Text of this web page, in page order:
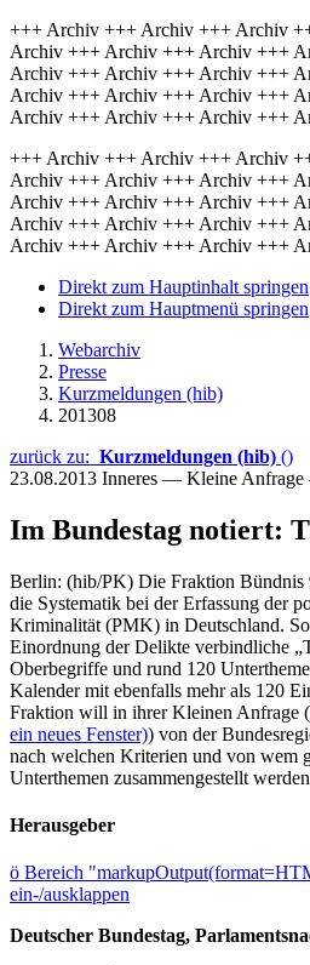
+++ Archiv +++ Archiv +++ Archiv
Archiv +++ Archiv +++ Archiv +++
Archiv +++ Archiv +++ Archiv +++
Archiv +++ Archiv +++ Archiv +++
Archiv +++ Archiv +++ Archiv +++
+++ Archiv +++ Archiv +++ Archiv
Archiv +++ Archiv +++ Archiv +++
Archiv +++ Archiv +++ Archiv +++
Archiv +++ Archiv +++ Archiv +++
Archiv +++ Archiv +++ Archiv +++
Direkt zum Hauptinhalt springen
Direkt zum Hauptmenü springen
Webarchiv
Presse
Kurzmeldungen (hib)
201308
zurück zu: Kurzmeldungen (hib) ()
23.08.2013 Inneres — Kleine
Im Bundestag notiert:
Berlin: (hib/PK) Die Fraktion Bündnis
die Systematik bei der Erfassung der
Kriminalität (PMK) in Deutschland.
Einordnung der Delikte verbindliche
Oberbegriffe und rund 120
Kalender mit ebenfalls mehr als 120
Fraktion will in ihrer Kleinen Anfrage (
ein neues Fenster)) von der
nach welchen Kriterien und von wem
Unterthemen zusammengestellt
Herausgeber
ö Bereich
ein-/ausklappen
Deutscher Bundestag,